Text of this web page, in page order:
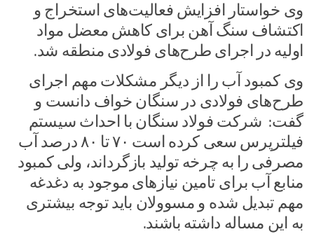
وی خواستار افزایش فعالیت‌های استخراج و
اکتشاف سنگ آهن برای کاهش معضل مواد
اولیه در اجرای طرح‌های فولادی منطقه شد.
وی کمبود آب را از دیگر مشکلات مهم اجرای
طرح‌های فولادی در سنگان خواف دانست و
گفت: شرکت فولاد سنگان با احداث سیستم
فیلترپرس سعی کرده است ۷۰ تا ۸۰ درصد آب
مصرفی را به چرخه تولید بازگرداند، ولی کمبود
منابع آب برای تامین نیازهای موجود به دغدغه
مهم تبدیل شده و مسوولان باید توجه بیشتری
به این مساله داشته باشند.